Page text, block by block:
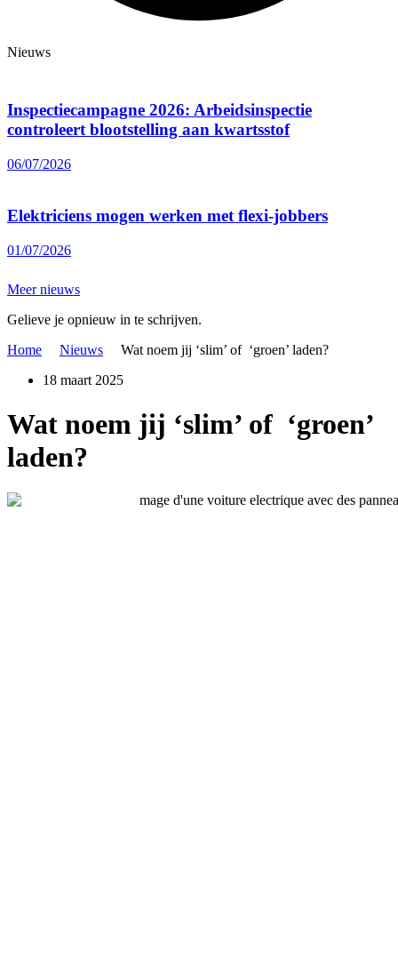
Nieuws
Inspectiecampagne 2026: Arbeidsinspectie
controleert blootstelling aan kwartsstof
06/07/2026
Elektriciens mogen werken met flexi-jobbers
01/07/2026
Meer nieuws
Gelieve je opnieuw in te schrijven.
Home
Nieuws
Wat noem jij ‘slim’ of ‘groen’ laden?
18 maart 2025
Wat noem jij ‘slim’ of ‘groen’
laden?